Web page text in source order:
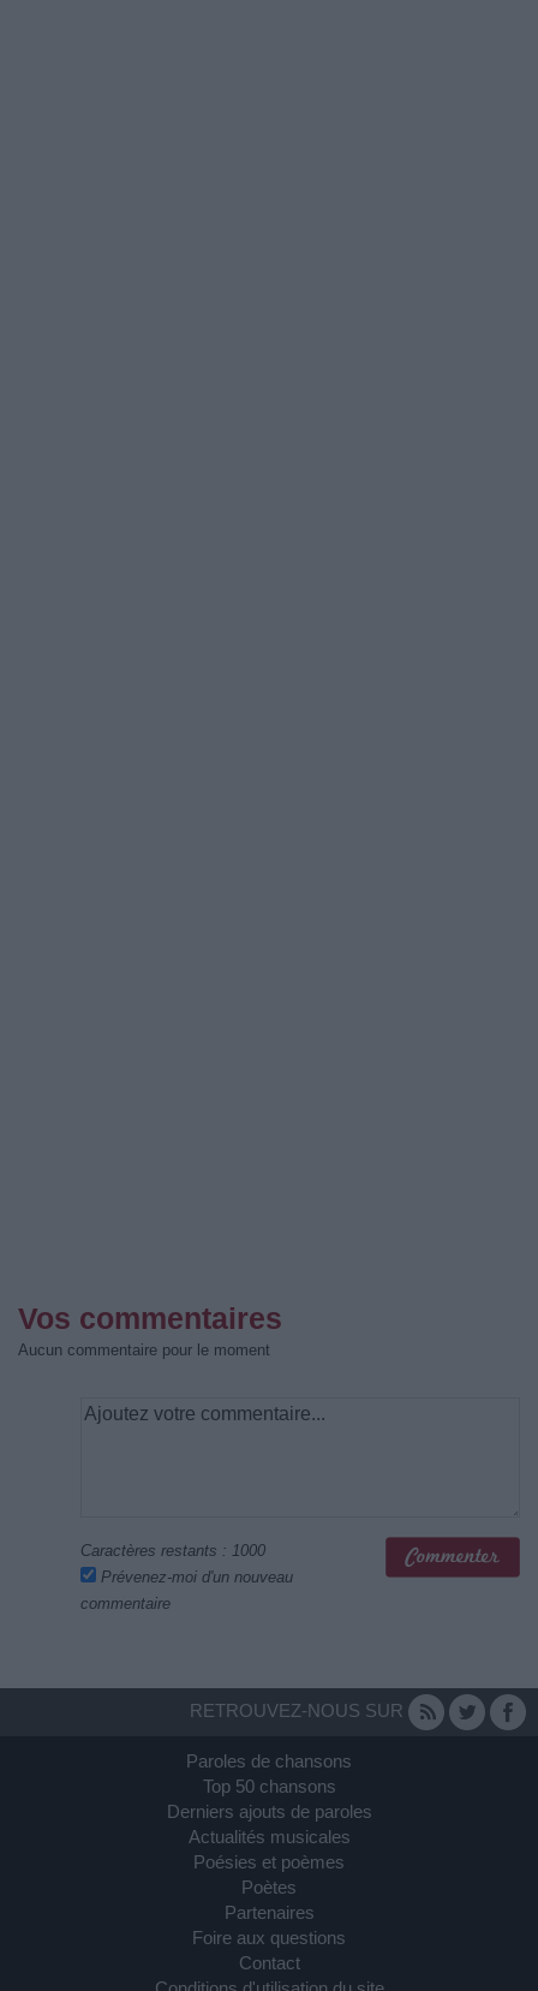
Vos commentaires
Aucun commentaire pour le moment
Caractères restants : 1000
Prévenez-moi d'un nouveau
commentaire
RETROUVEZ-NOUS SUR
Paroles de chansons
Top 50 chansons
Derniers ajouts de paroles
Actualités musicales
Poésies et poèmes
Poètes
Partenaires
Foire aux questions
Contact